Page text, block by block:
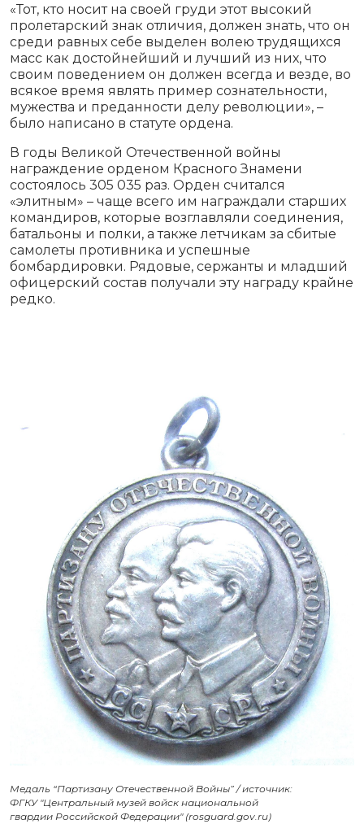
«Тот, кто носит на своей груди этот высокий
пролетарский знак отличия, должен знать, что он
среди равных себе выделен волею трудящихся
масс как достойнейший и лучший из них, что
своим поведением он должен всегда и везде, во
всякое время являть пример сознательности,
мужества и преданности делу революции», –
было написано в статуте ордена.
В годы Великой Отечественной войны
награждение орденом Красного Знамени
состоялось 305 035 раз. Орден считался
«элитным» – чаще всего им награждали старших
командиров, которые возглавляли соединения,
батальоны и полки, а также летчикам за сбитые
самолеты противника и успешные
бомбардировки. Рядовые, сержанты и младший
офицерский состав получали эту награду крайне
редко.
Медаль “Партизану Отечественной Войны” / источник:
ФГКУ "Центральный музей войск национальной
гвардии Российской Федерации" (rosguard.gov.ru)